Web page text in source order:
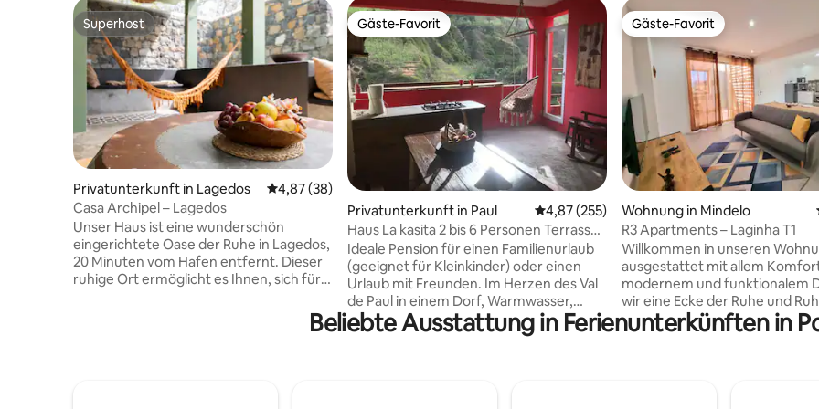
Superhost
Superhost
Privatunterkunft in Lagedos Durchschnittliche Bewertung: 4,87 von 5, 38 Bewertungen
4,87 (38)
Casa Archipel – Lagedos
Unser Haus ist eine wunderschön
eingerichtete Oase der Ruhe in Lagedos,
20 Minuten vom Hafen entfernt. Dieser
ruhige Ort ermöglicht es Ihnen, sich für
Gäste-Favorit
Gäste-Favorit
Privatunterkunft in Paul Durchschnittliche Bewertung: 4,87 von 5,
4,87 (255)
Haus La kasita 2 bis 6 Personen Terrasse
Val de Paul
Ideale Pension für einen Familienurlaub
(geeignet für Kleinkinder) oder einen
Urlaub mit Freunden. Im Herzen des Val
de Paul in einem Dorf, Warmwasser,
3 Schlafzimmer. WLAN Große Terrasse
mit herrlichem Blick auf das Tal und den
Gäste-Favorit
Gäste-Favorit
Wohnung in Mindelo
R3 Apartments – Laginha T1
Willkommen in unseren
ausgestattet mit allem
modernem und funktionalem
wir eine Ecke der Ruhe und
nur wenige Gehminuten von
entfernt, was du für einen
Familiengebäude in Mindelo,
Beliebte Ausstattung in Ferienunterkünften in